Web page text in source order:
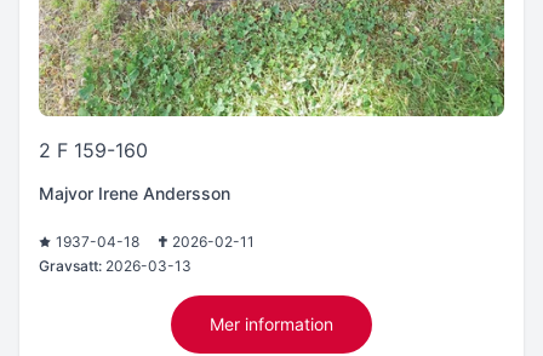
2 F 159-160
Majvor Irene Andersson
1937-04-18
2026-02-11
Gravsatt: 2026-03-13
Mer information